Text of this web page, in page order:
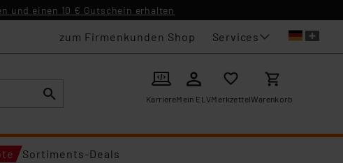
und einen 10 € Gutschein erhalten
zum Firmenkunden Shop Services
KarriereMein ELVMerkzettelWarenkorb
Sortiments-Deals